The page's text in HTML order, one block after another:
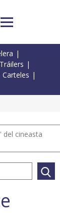
Tráilers
Carteles
cineasta